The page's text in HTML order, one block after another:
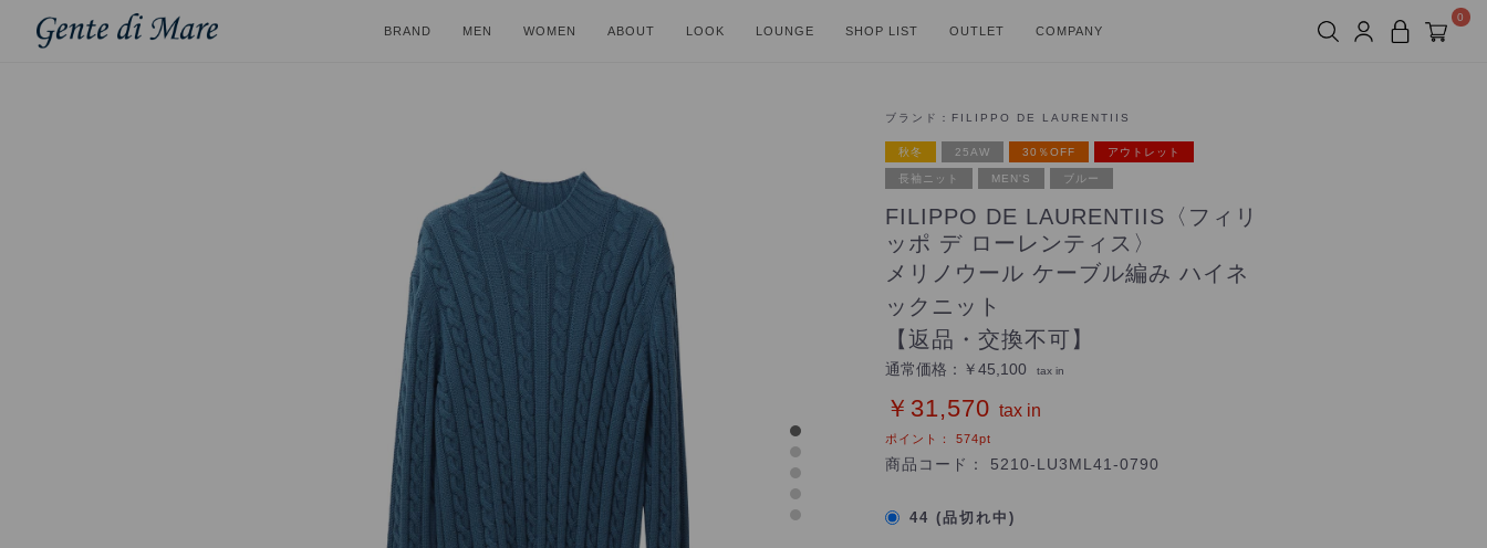
BRAND MEN WOMEN ABOUT LOOK LOUNGE SHOP LIST OUTLET COMPANY
0
ブランド： FILIPPO DE LAURENTIIS
秋冬 25AW 30％OFF アウトレット
長袖ニット MEN'S ブルー
FILIPPO DE LAURENTIIS〈フィリ
ッポ デ ローレンティス〉
メリノウール ケーブル編み ハイネ
ックニット
【返品・交換不可】
通常価格： ￥45,100 tax in
￥31,570 tax in
ポイント： 574pt
商品コード： 5210-LU3ML41-0790
44 (品切れ中)